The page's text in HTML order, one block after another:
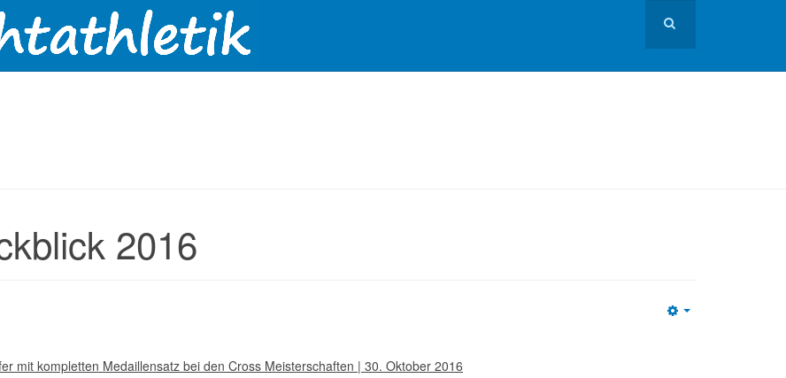
2016
mit kompletten Medaillensatz bei den Cross Meisterschaften | 30. Oktober 2016